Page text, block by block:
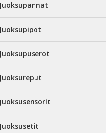
Juoksupannat
Juoksupipot
Juoksupuserot
Juoksureput
Juoksusensorit
Juoksusetit